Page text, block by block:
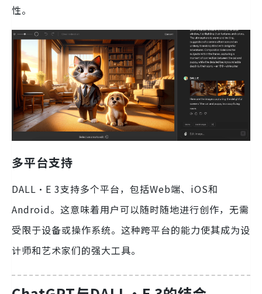
性。
多平台支持
DALL·E 3支持多个平台，包括Web端、iOS和
Android。这意味着用户可以随时随地进行创作，无需
受限于设备或操作系统。这种跨平台的能力使其成为设
计师和艺术家们的强大工具。